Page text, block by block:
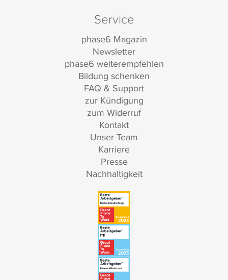
Service
phase6 Magazin
Newsletter
phase6 weiterempfehlen
Bildung schenken
FAQ & Support
zur Kündigung
zum Widerruf
Kontakt
Unser Team
Karriere
Presse
Nachhaltigkeit